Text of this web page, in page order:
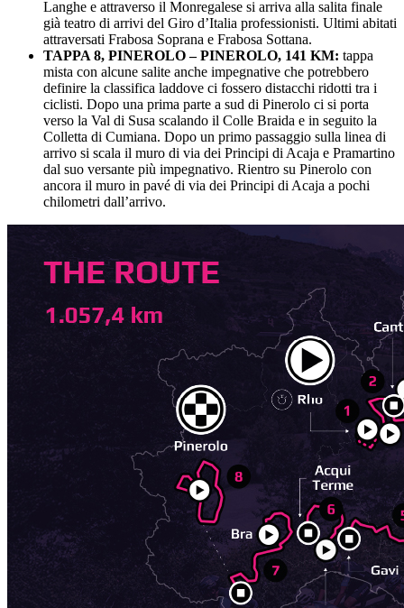
Langhe e attraverso il Monregalese si arriva alla salita finale
già teatro di arrivi del Giro d’Italia professionisti. Ultimi abitati
attraversati Frabosa Soprana e Frabosa Sottana.
TAPPA 8, PINEROLO – PINEROLO, 141 KM: tappa
mista con alcune salite anche impegnative che potrebbero
definire la classifica laddove ci fossero distacchi ridotti tra i
ciclisti. Dopo una prima parte a sud di Pinerolo ci si porta
verso la Val di Susa scalando il Colle Braida e in seguito la
Colletta di Cumiana. Dopo un primo passaggio sulla linea di
arrivo si scala il muro di via dei Principi di Acaja e Pramartino
dal suo versante più impegnativo. Rientro su Pinerolo con
ancora il muro in pavé di via dei Principi di Acaja a pochi
chilometri dall’arrivo.